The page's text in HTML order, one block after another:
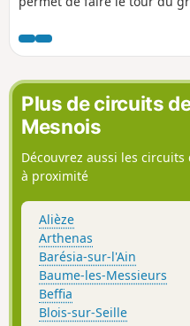
Plus de circuits
Mesnois
Découvrez aussi les
à proximité
Alièze
Arthenas
Barésia-sur-l'Ain
Baume-les-Messieurs
Beffia
Blois-sur-Seille